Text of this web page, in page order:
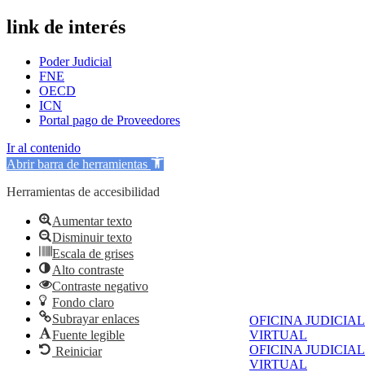
OFICINA JUDICIAL
VIRTUAL
OFICINA JUDICIAL
VIRTUAL
link de interés
Poder Judicial
FNE
OECD
ICN
Portal pago de Proveedores
Ir al contenido
Abrir barra de herramientas
Herramientas de accesibilidad
Aumentar texto
Disminuir texto
Escala de grises
Alto contraste
Contraste negativo
Fondo claro
Subrayar enlaces
Fuente legible
Reiniciar